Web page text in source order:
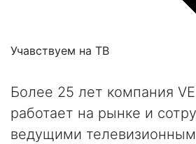
Учавствуем на ТВ
Более 25 лет компания
работает на рынке и
ведущими